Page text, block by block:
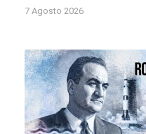
7 Agosto 2026